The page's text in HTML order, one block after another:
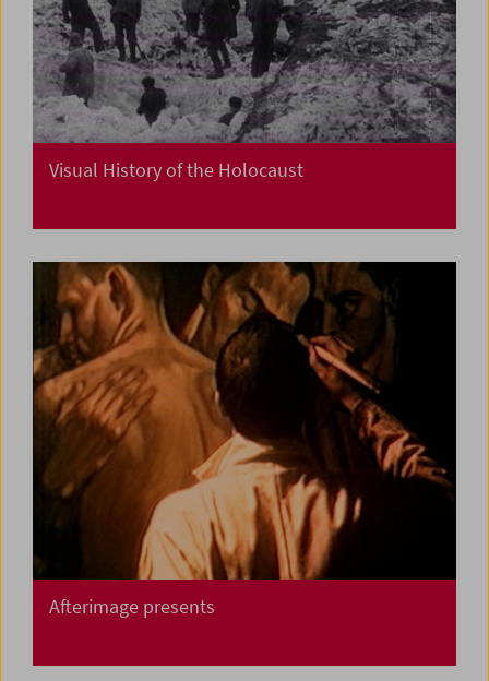
Visual History of the Holocaust
Afterimage presents